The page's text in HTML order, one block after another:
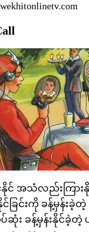
င် အသံလည်းကြားနို
ခြင်းကို ခန့်မှန်းခဲ့တဲ့
း ခန့်မှန်းနိုင်ခဲ့တဲ့